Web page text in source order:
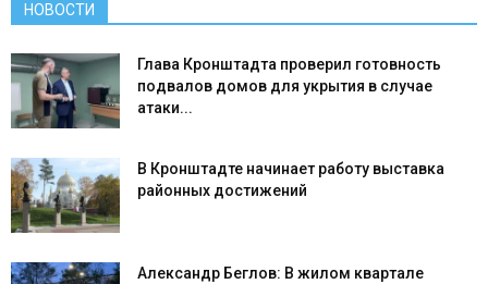
НОВОСТИ
Глава Кронштадта проверил готовность
подвалов домов для укрытия в случае
атаки...
В Кронштадте начинает работу выставка
районных достижений
Александр Беглов: В жилом квартале